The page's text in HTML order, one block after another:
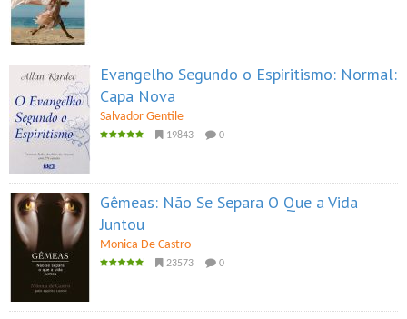
Evangelho Segundo o Espiritismo: Normal:
Capa Nova
Salvador Gentile
19843 0
Gêmeas: Não Se Separa O Que a Vida
Juntou
Monica De Castro
23573 0